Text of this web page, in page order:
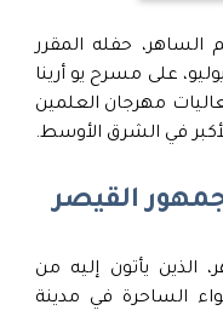
حفله المقرر
إقامته بعد غدٍ الخميس الموافق 18 يوليو، على مسرح يو أرينا
مهرجان العلمين
في الشرق الأوسط.
القيصر
الذين يأتون إليه من
الساحرة في مدينة